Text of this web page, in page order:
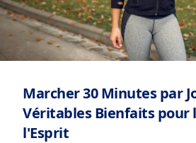
Marcher 30 Minutes par
Véritables Bienfaits pour
l'Esprit